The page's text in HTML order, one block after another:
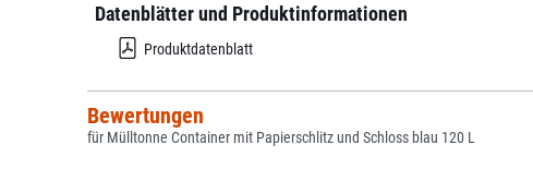
Datenblätter und Produktinformationen
Produktdatenblatt
Bewertungen
für Mülltonne Container mit Papierschlitz und Schloss blau 120 L